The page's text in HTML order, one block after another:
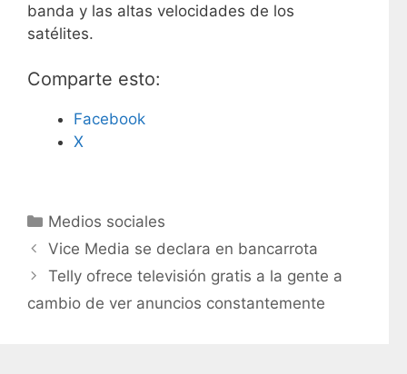
banda y las altas velocidades de los
satélites.
Comparte esto:
Facebook
X
C
a
e
g
Medios sociales
Vice Media se declara en bancarrota
Telly ofrece televisión gratis a la gente a
cambio de ver anuncios constantemente